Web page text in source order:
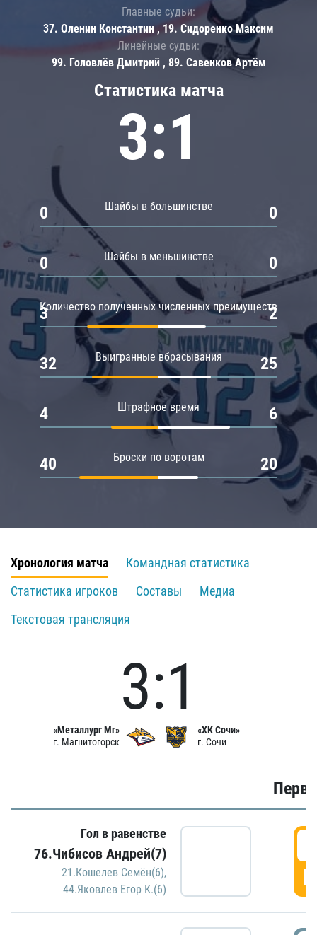
Статистика матча
3:1
Шайбы в большинстве
0 0
Шайбы в меньшинстве
0 0
Количество полученных численных преимуществ
3 2
Выигранные вбрасывания
32 25
Штрафное время
4 6
Броски по воротам
40 20
Главные судьи:
37. Оленин Константин , 19. Сидоренко Максим
Линейные судьи:
99. Головлёв Дмитрий , 89. Савенков Артём
Хронология матча
Командная статистика
Статистика игроков
Составы
Медиа
Текстовая трансляция
«Металлург Мг»
г. Магнитогорск
3:1
«ХК Сочи»
г. Сочи
Гол в равенстве
76.Чибисов Андрей(7)
21.Кошелев Семён(6),
44.Яковлев Егор К.(6)